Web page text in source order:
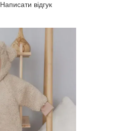
Написати відгук